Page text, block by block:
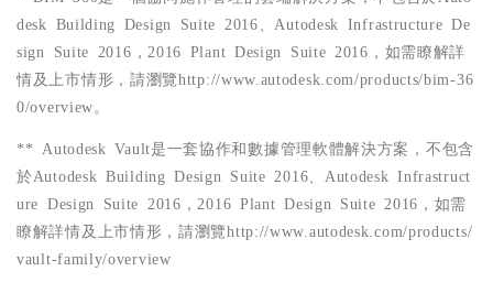
desk Building Design Suite 2016
Autodesk Infrastructure De
sign Suite 2016
2016 Plant Design Suite 2016 ，如需瞭解詳
情及上市情形，請瀏覽http://www.autodesk.com/products/bim-36
0/overview
** Autodesk Vault是一套協作和數據管理軟體解決方案，不包含
於Autodesk Building Design Suite 2016
Autodesk Infrastruct
ure Design Suite 2016
2016 Plant Design Suite 2016 ，如需
瞭解詳情及上市情形，請瀏覽http://www.autodesk.com/products/
vault-family/overview